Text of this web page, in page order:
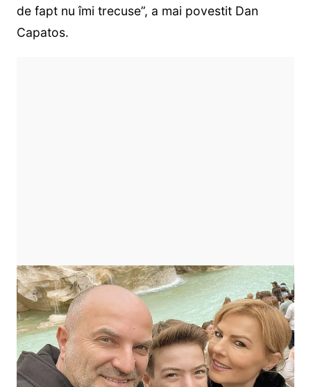
de fapt nu îmi trecuse”, a mai povestit Dan
Capatos.